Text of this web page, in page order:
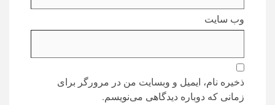
وب‌ سایت
ذخیره نام، ایمیل و وبسایت من در مرورگر برای
زمانی که دوباره دیدگاهی می‌نویسم.